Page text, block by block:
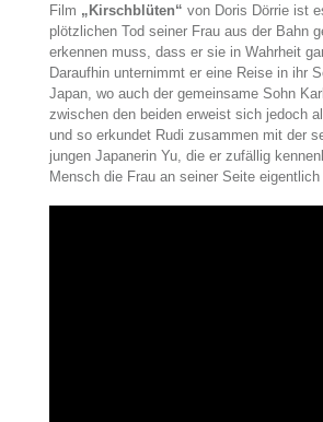
Film „Kirschblüten“ von Doris Dörrie ist
plötzlichen Tod seiner Frau aus der Bahn
erkennen muss, dass er sie in Wahrheit
Daraufhin unternimmt er eine Reise in ihr
Japan, wo auch der gemeinsame Sohn
zwischen den beiden erweist sich jedoch
und so erkundet Rudi zusammen mit der
jungen Japanerin Yu, die er zufällig
Mensch die Frau an seiner Seite